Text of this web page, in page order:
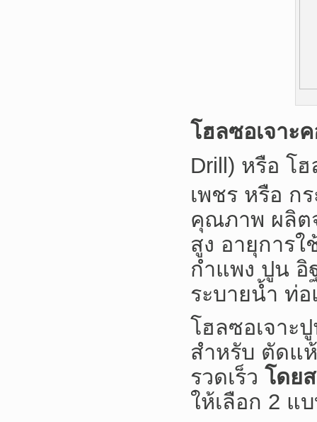
โฮลซอเจาะ
Drill) หรือ โ
เพชร หรือ ก
คุณภาพ ผลิต
สูง อายุการใ
กำแพง ปูน อิ
ระบายน้ำ ท่อ
โฮลซอเจาะ
สำหรับ ตัดแห้
รวดเร็ว โดย
ให้เลือก 2 แ